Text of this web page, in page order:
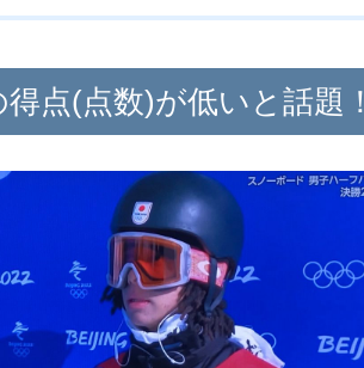
点(点数)が低いと話題！